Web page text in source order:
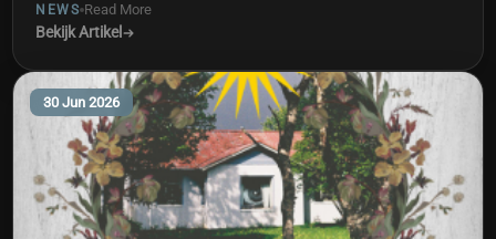
NEWS Read More
Bekijk Artikel
30 Jun 2026